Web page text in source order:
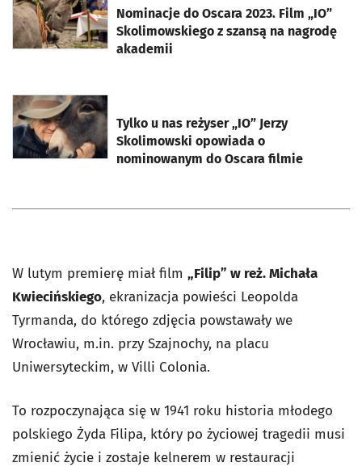
Nominacje do Oscara 2023. Film „IO”
Skolimowskiego z szansą na nagrodę
akademii
Tylko u nas reżyser „IO” Jerzy
Skolimowski opowiada o
nominowanym do Oscara filmie
otworzy się w nowej karcie
W lutym premierę miał film „Filip” w reż. Michała
Kwiecińskiego, ekranizacja powieści Leopolda
Tyrmanda, do którego zdjęcia powstawały we
Wrocławiu, m.in. przy Szajnochy, na placu
Uniwersyteckim, w Villi Colonia.
To rozpoczynająca się w 1941 roku historia młodego
polskiego Żyda Filipa, który po życiowej tragedii musi
zmienić życie i zostaje kelnerem w restauracji